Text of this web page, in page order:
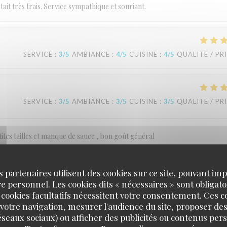
partenaires utilisent des cookies sur ce site, pouvant
personnel. Les cookies dits « nécessaires » sont
facultatifs nécessitent votre consentement. Ces
navigation, mesurer l'audience du site, proposer
sociaux) ou afficher des publicités ou contenus
très frais. Service sympathique et souriant.
SERVICE : 3/5 AMBIANCE : 4/5 CUISINE : 4/5 QUALITÉ /
SERVICE : 3/5 AMBIANCE : 3/5 CUISINE : 3/5 QUALITÉ /
tailles et manque de sauce , bon goût général
SERVICE: 5/5 AMBIANCE: 4 /5 CUISINE: 3 /5 QUALITÉ /
fois depuis des super délicieux, ici la deuxième fois, on a été déçu,